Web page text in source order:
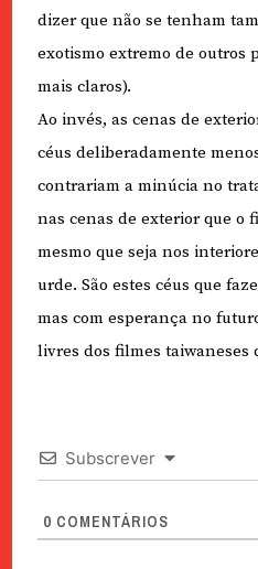
dizer que não se tenham
exotismo extremo de outros
mais claros).
Ao invés, as cenas de
céus deliberadamente
contrariam a minúcia no
nas cenas de exterior que o
mesmo que seja nos
urde. São estes céus que
mas com esperança no
livres dos filmes taiwaneses
Subscrever
0 COMENTÁRIOS